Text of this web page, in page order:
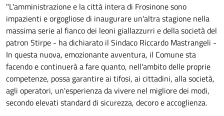
"L'amministrazione e la città intera di Frosinone sono
impazienti e orgogliose di inaugurare un'altra stagione nella
massima serie al fianco dei leoni giallazzurri e della società del
patron Stirpe - ha dichiarato il Sindaco Riccardo Mastrangeli -
In questa nuova, emozionante avventura, il Comune sta
facendo e continuerà a fare quanto, nell'ambito delle proprie
competenze, possa garantire ai tifosi, ai cittadini, alla società,
agli operatori, un'esperienza da vivere nel migliore dei modi,
secondo elevati standard di sicurezza, decoro e accoglienza.